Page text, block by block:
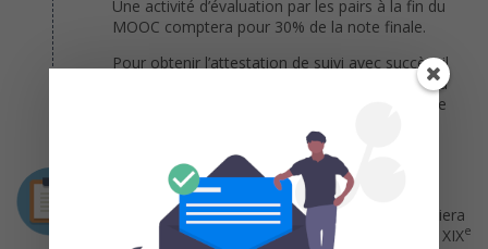
Une activité d’évaluation par les pairs à la fin du
MOOC comptera pour 30% de la note finale.
Pour obtenir l’attestation de suivi avec succès, il
est nécessaire d’obtenir une note supérieure ou
égale à 12/20. L’attestation sera téléchargeable
Déroulement
Ce MOOC se déroulera sur 7 semaines et balaiera
une période qui s’étend de la Grèce antique au XIXe